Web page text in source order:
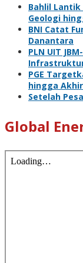
Bahlil Lantik
Geologi
BNI Catat
Danantara
PLN UIT
PGE
hingga
Setelah
Global